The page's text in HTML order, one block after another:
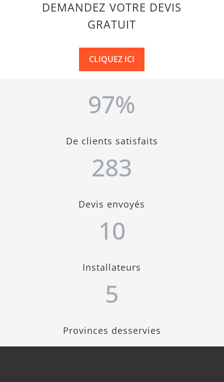
DEMANDEZ VOTRE DEVIS
GRATUIT
CLIQUEZ ICI
97%
De clients satisfaits
283
Devis envoyés
10
Installateurs
5
Provinces desservies